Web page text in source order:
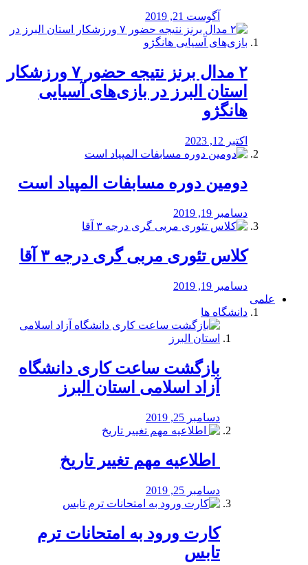
آگوست 21, 2019
۲ مدال برنز نتیجه حضور ۷ ورزشکار
استان البرز در بازی‌های آسیایی
هانگژو
اکتبر 12, 2023
دومین دوره مسابفات المپیاد است
دسامبر 19, 2019
کلاس تئوری مربی گری درجه ۳ آقا
دسامبر 19, 2019
علمی
دانشگاه ها
بازگشت ساعت کاری دانشگاه
آزاد اسلامی استان البرز
دسامبر 25, 2019
️ اطلاعیه مهم تغییر تاریخ
دسامبر 25, 2019
کارت ورود به امتحانات ترم
تابس